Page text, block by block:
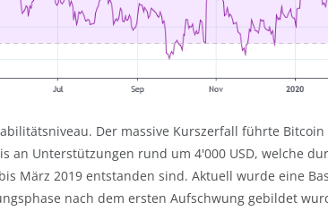
Der massive Kurszerfall führte
an Unterstützungen rund um 4'000 USD, welche
März 2019 entstanden sind. Aktuell wurde eine
nach dem ersten Aufschwung gebildet